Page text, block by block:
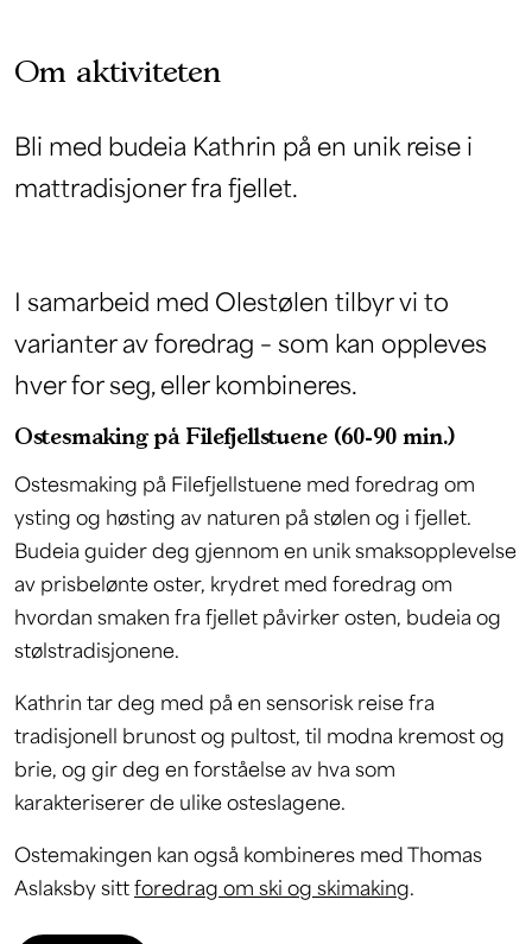
Om aktiviteten
Bli med budeia Kathrin på en unik reise i
mattradisjoner fra fjellet.
I samarbeid med Olestølen tilbyr vi to
varianter av foredrag – som kan oppleves
hver for seg, eller kombineres.
Ostesmaking på Filefjellstuene (60-90 min.)
Ostesmaking på Filefjellstuene med foredrag om
ysting og høsting av naturen på stølen og i fjellet.
Budeia guider deg gjennom en unik smaksopplevelse
av prisbelønte oster, krydret med foredrag om
hvordan smaken fra fjellet påvirker osten, budeia og
stølstradisjonene.
Kathrin tar deg med på en sensorisk reise fra
tradisjonell brunost og pultost, til modna kremost og
brie, og gir deg en forståelse av hva som
karakteriserer de ulike osteslagene.
Ostemakingen kan også kombineres med Thomas
Aslaksby sittforedrag om ski og skimaking.